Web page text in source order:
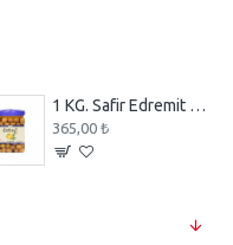
1 KG. Safir Edremit Çizik Yeşil Zeytin
365,00 ₺